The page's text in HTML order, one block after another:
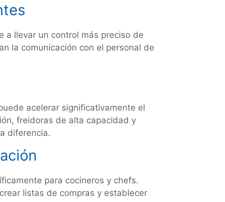
a llevar un control más preciso de
la comunicación con el personal de
acelerar significativamente el
freidoras de alta capacidad y
diferencia.
para cocineros y chefs.
listas de compras y establecer